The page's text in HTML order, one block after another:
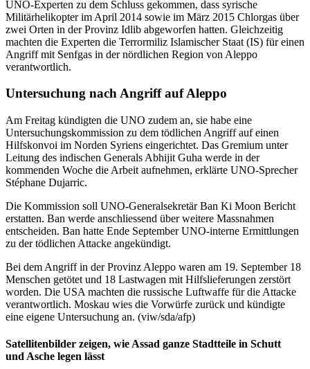
UNO-Experten zu dem Schluss gekommen, dass syrische
Militärhelikopter im April 2014 sowie im März 2015 Chlorgas über
zwei Orten in der Provinz Idlib abgeworfen hatten. Gleichzeitig
machten die Experten die Terrormiliz Islamischer Staat (IS) für einen
Angriff mit Senfgas in der nördlichen Region von Aleppo
verantwortlich.
Untersuchung nach Angriff auf Aleppo
Am Freitag kündigten die UNO zudem an, sie habe eine
Untersuchungskommission zu dem tödlichen Angriff auf einen
Hilfskonvoi im Norden Syriens eingerichtet. Das Gremium unter
Leitung des indischen Generals Abhijit Guha werde in der
kommenden Woche die Arbeit aufnehmen, erklärte UNO-Sprecher
Stéphane Dujarric.
Die Kommission soll UNO-Generalsekretär Ban Ki Moon Bericht
erstatten. Ban werde anschliessend über weitere Massnahmen
entscheiden. Ban hatte Ende September UNO-interne Ermittlungen
zu der tödlichen Attacke angekündigt.
Bei dem Angriff in der Provinz Aleppo waren am 19. September 18
Menschen getötet und 18 Lastwagen mit Hilfslieferungen zerstört
worden. Die USA machten die russische Luftwaffe für die Attacke
verantwortlich. Moskau wies die Vorwürfe zurück und kündigte
eine eigene Untersuchung an. (viw/sda/afp)
Satellitenbilder zeigen, wie Assad ganze Stadtteile in Schutt
und Asche legen lässt